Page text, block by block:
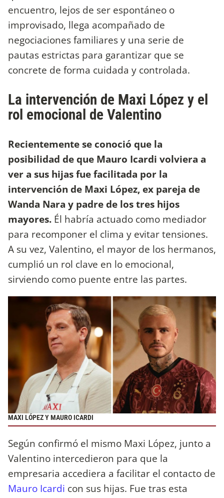
encuentro, lejos de ser espontáneo o
improvisado, llega acompañado de
negociaciones familiares y una serie de
pautas estrictas para garantizar que se
concrete de forma cuidada y controlada.
La intervención de Maxi López y el
rol emocional de Valentino
Recientemente se conoció que la
posibilidad de que Mauro Icardi volviera a
ver a sus hijas fue facilitada por la
intervención de Maxi López, ex pareja de
Wanda Nara y padre de los tres hijos
mayores. Él habría actuado como mediador
para recomponer el clima y evitar tensiones.
A su vez, Valentino, el mayor de los hermanos,
cumplió un rol clave en lo emocional,
sirviendo como puente entre las partes.
MAXI LÓPEZ Y MAURO ICARDI
Según confirmó el mismo Maxi López, junto a
Valentino intercedieron para que la
empresaria accediera a facilitar el contacto de
Mauro Icardi con sus hijas. Fue tras esta